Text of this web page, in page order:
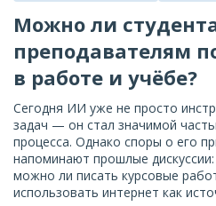
Можно ли
преподавателям
в работе и учёбе?
Сегодня ИИ уже не просто
задач — он стал значимой
процесса. Однако споры о его
напоминают прошлые
можно ли писать курсовые
использовать интернет как